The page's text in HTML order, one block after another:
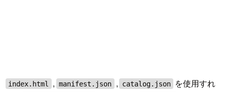
index.html , manifest.json , catalog.json
を使用すれ